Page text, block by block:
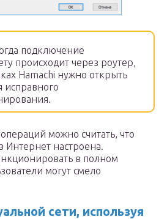
подключение
происходит через роутер,
Hamachi нужно открыть
исправного
можно считать, что
Интернет настроена.
в полном
могут смело
сети, используя